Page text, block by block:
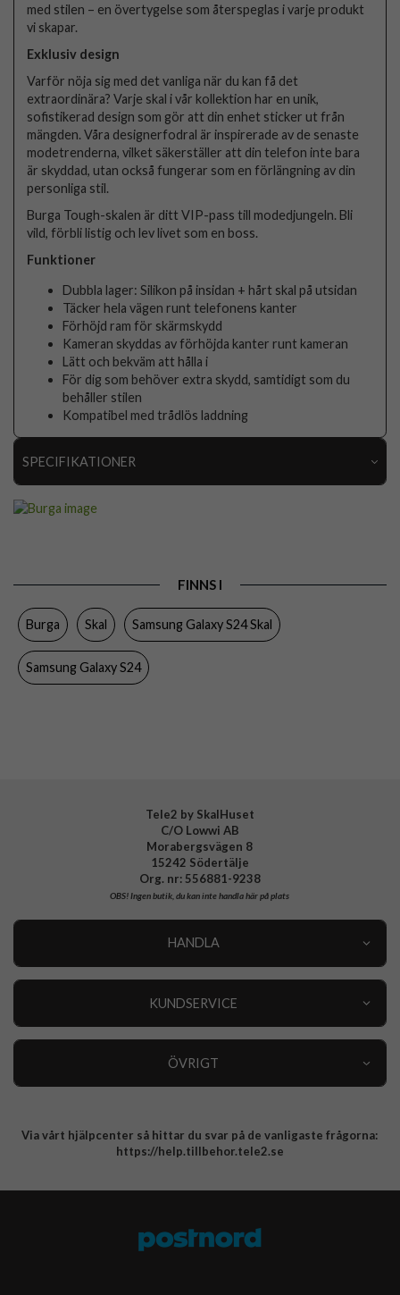
med stilen – en övertygelse som återspeglas i varje produkt
vi skapar.
Exklusiv design
Varför nöja sig med det vanliga när du kan få det
extraordinära? Varje skal i vår kollektion har en unik,
sofistikerad design som gör att din enhet sticker ut från
mängden. Våra designerfodral är inspirerade av de senaste
modetrenderna, vilket säkerställer att din telefon inte bara
är skyddad, utan också fungerar som en förlängning av din
personliga stil.
Burga Tough-skalen är ditt VIP-pass till modedjungeln. Bli
vild, förbli listig och lev livet som en boss.
Funktioner
Dubbla lager: Silikon på insidan + hårt skal på utsidan
Täcker hela vägen runt telefonens kanter
Förhöjd ram för skärmskydd
Kameran skyddas av förhöjda kanter runt kameran
Lätt och bekväm att hålla i
För dig som behöver extra skydd, samtidigt som du
behåller stilen
Kompatibel med trådlös laddning
SPECIFIKATIONER
Material Hårdplast (PC), Mjukplast (TPU)
Tillverkarens art nr
FINNS I
Burga Skal Samsung Galaxy S24 Skal
Samsung Galaxy S24
Tele2 by SkalHuset
C/O Lowwi AB
Morabergsvägen 8
15242 Södertälje
Org. nr: 556881-9238
OBS!Ingen butik, du kan inte handla här på plats
HANDLA
KUNDSERVICE
ÖVRIGT
Integritetspolicy
Via vårt hjälpcenter så hittar du svar på de vanligaste frågorna:
https://help.tillbehor.tele2.se